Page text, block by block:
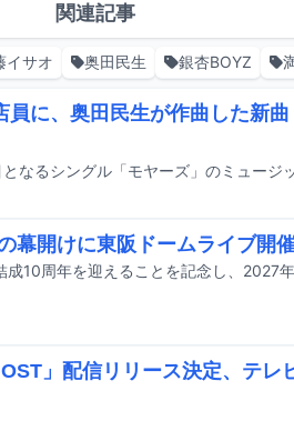
関連記事
イサオ 奥田民生 銀杏BOYZ
員に、奥田民生が作曲した新
幕開けに東阪ドームライブ開
」配信リリース決定、テレ